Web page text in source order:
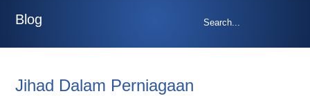
Blog
Jihad Dalam Perniagaan